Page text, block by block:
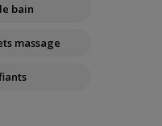
bain
massage